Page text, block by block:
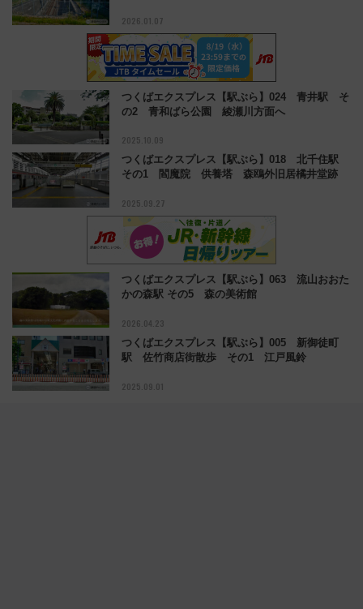
2026.01.07
つくばエクスプレス【駅ぶら】024 青井駅 そ
の2 青和ばら公園 綾瀬川方面へ
2025.10.09
つくばエクスプレス【駅ぶら】018 北千住駅
その1 閻魔院 供養塔 森鴎外旧居橘井堂跡
2025.09.27
つくばエクスプレス【駅ぶら】063 流山おおた
かの森駅 その5 森の美術館
2026.04.23
つくばエクスプレス【駅ぶら】005 新御徒町
駅 佐竹商店街散歩 その1 江戸風鈴
2025.09.01